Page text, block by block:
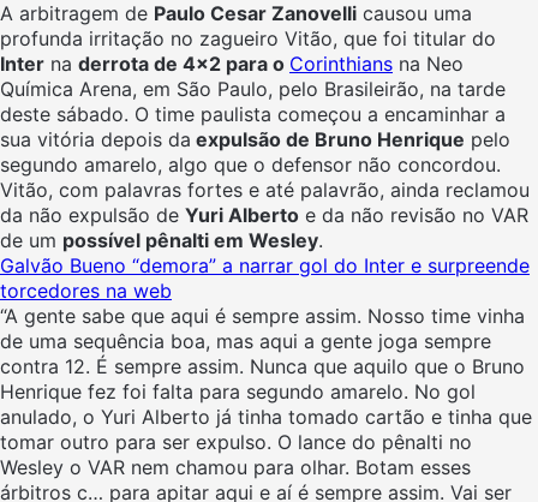
A arbitragem de Paulo Cesar Zanovelli causou uma
profunda irritação no zagueiro Vitão, que foi titular do
Inter na derrota de 4×2 para o Corinthians na Neo
Química Arena, em São Paulo, pelo Brasileirão, na tarde
deste sábado. O time paulista começou a encaminhar a
sua vitória depois da expulsão de Bruno Henrique pelo
segundo amarelo, algo que o defensor não concordou.
Vitão, com palavras fortes e até palavrão, ainda reclamou
da não expulsão de Yuri Alberto e da não revisão no VAR
de um possível pênalti em Wesley.
Galvão Bueno “demora” a narrar gol do Inter e surpreende
torcedores na web
“A gente sabe que aqui é sempre assim. Nosso time vinha
de uma sequência boa, mas aqui a gente joga sempre
contra 12. É sempre assim. Nunca que aquilo que o Bruno
Henrique fez foi falta para segundo amarelo. No gol
anulado, o Yuri Alberto já tinha tomado cartão e tinha que
tomar outro para ser expulso. O lance do pênalti no
Wesley o VAR nem chamou para olhar. Botam esses
árbitros c… para apitar aqui e aí é sempre assim. Vai ser